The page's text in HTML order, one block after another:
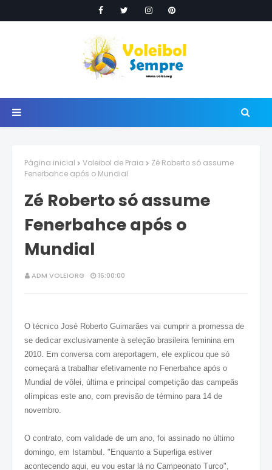
Página inicial Voleibol de Praia
Zé Roberto só assume
Fenerbahce após o Mundial
Zé Roberto só assume
Fenerbahce após o
Mundial
ADM VOLEIORG 16:00:00
O técnico José Roberto Guimarães vai cumprir a promessa de
se dedicar exclusivamente à seleção brasileira feminina em
2010. Em conversa com areportagem, ele explicou que só
começará a trabalhar efetivamente no Fenerbahce após o
Mundial de vôlei, última e principal competição das campeãs
olímpicas este ano, com previsão de término para 14 de
novembro.
O contrato, com validade de um ano, foi assinado no último
domingo, em Istambul. "Enquanto a Superliga estiver
acontecendo aqui, eu vou estar lá no Campeonato Turco",